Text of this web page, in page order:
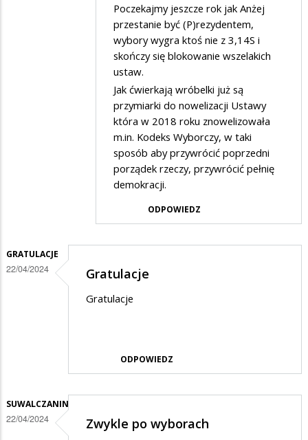
Poczekajmy jeszcze rok jak Anżej
przestanie być (P)rezydentem,
wybory wygra ktoś nie z 3,14S i
skończy się blokowanie wszelakich
ustaw.
Jak ćwierkają wróbelki już są
przymiarki do nowelizacji Ustawy
która w 2018 roku znowelizowała
m.in. Kodeks Wyborczy, w taki
sposób aby przywrócić poprzedni
porządek rzeczy, przywrócić pełnię
demokracji.
ODPOWIEDZ
GRATULACJE
22/04/2024 Gratulacje
Gratulacje
ODPOWIEDZ
SUWALCZANIN
22/04/2024 Zwykle po wyborach